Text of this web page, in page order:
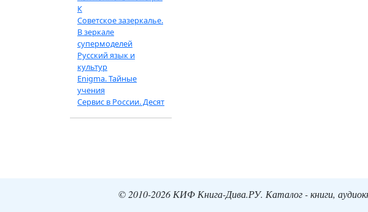
К
Советское зазеркалье.
В зеркале
супермоделей
Русский язык и
культур
Enigma. Тайные
учения
Сервис в России. Десят
© 2010-2026 КИФ Книга-Дива.РУ. Каталог - книги,